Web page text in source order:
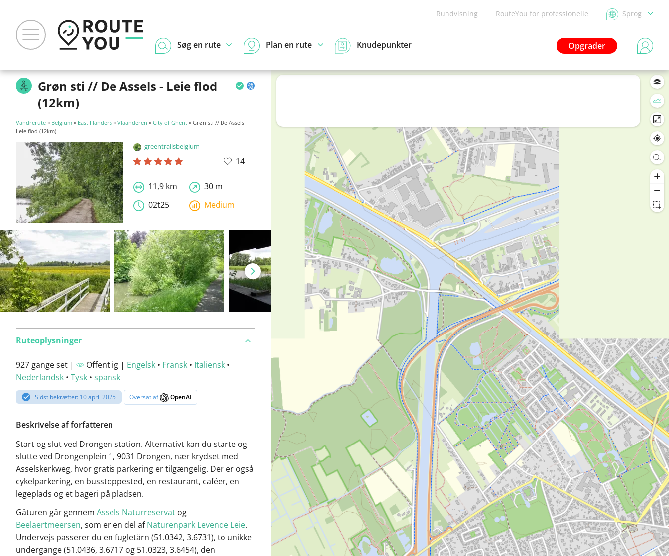
Rundvisning RouteYou for professionelle Sprog
Opgrader
Søg en rute Plan en rute Knudepunkter
Grøn sti // De Assels - Leie flod
(12km)
Vandrerute » Belgium » East Flanders » Vlaanderen » City of Ghent » Grøn sti // De Assels -
Leie flod (12km)
greentrailsbelgium
14
11,9 km
30 m
02t25
Medium
Ruteoplysninger
927 gange set | Offentlig | Engelsk • Fransk • Italiensk •
Nederlandsk • Tysk • spansk
Sidst bekræftet: 10 april 2025 Oversat af OpenAI
Beskrivelse af forfatteren
Start og slut ved Drongen station. Alternativt kan du starte og
slutte ved Drongenplein 1, 9031 Drongen, nær krydset med
Asselskerkweg, hvor gratis parkering er tilgængelig. Der er også
cykelparkering, en busstoppested, en restaurant, caféer, en
legeplads og et bageri på pladsen.
Gåturen går gennem Assels Naturreservat og
Beelaertmeersen, som er en del afNaturenpark Levende Leie.
Undervejs passerer du en fugletårn (51.0342, 3.6731), to unikke
undergange (51.0436, 3.6717 og 51.0323, 3.6454), den